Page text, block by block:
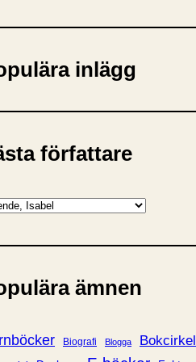
inlägg
författare
ämnen
Biografi Blogga Bokcirkel